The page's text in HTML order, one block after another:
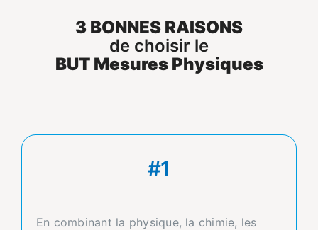
3 BONNES RAISONS
de choisir le
BUT Mesures Physiques
#1
En combinant la physique, la chimie, les